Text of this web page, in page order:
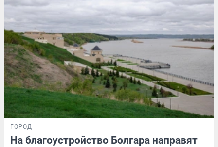
ГОРОД
На благоустройство Болгара направят